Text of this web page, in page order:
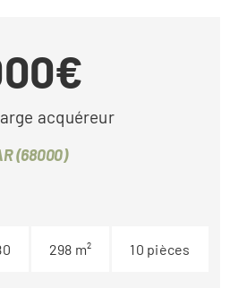
acquéreur
(68000)
298 m² 10 pièces